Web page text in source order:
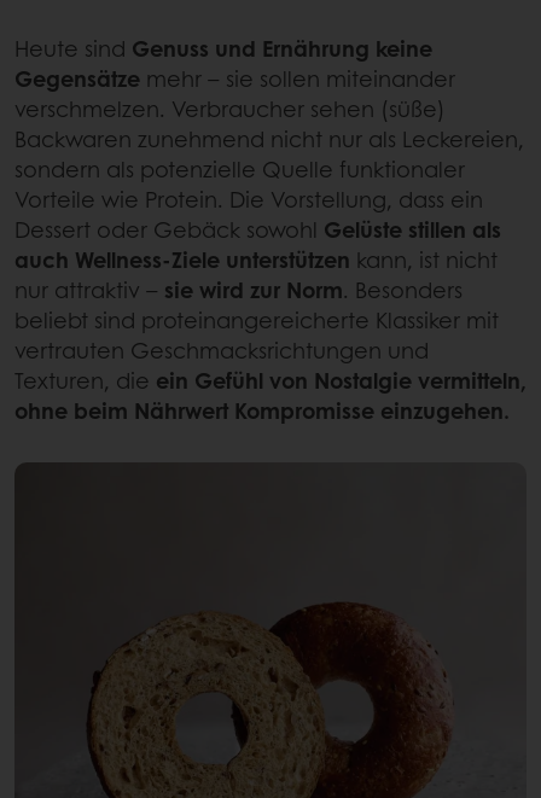
Heute sind Genuss und Ernährung keine
Gegensätze mehr – sie sollen miteinander
verschmelzen. Verbraucher sehen (süße)
Backwaren zunehmend nicht nur als Leckereien,
sondern als potenzielle Quelle funktionaler
Vorteile wie Protein. Die Vorstellung, dass ein
Dessert oder Gebäck sowohl Gelüste stillen als
auch Wellness-Ziele unterstützen kann, ist nicht
nur attraktiv – sie wird zur Norm. Besonders
beliebt sind proteinangereicherte Klassiker mit
vertrauten Geschmacksrichtungen und
Texturen, die ein Gefühl von Nostalgie vermitteln,
ohne beim Nährwert Kompromisse einzugehen.